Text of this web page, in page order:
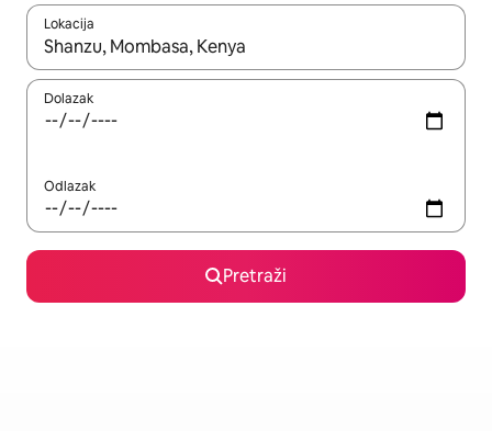
Lokacija
Kada budu dostupni rezultati, moći ćete ih pregledati
Dolazak
Odlazak
Pretraži